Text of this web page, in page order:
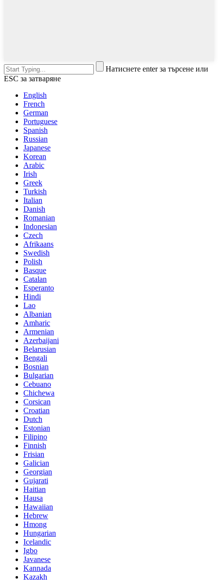
Натиснете enter за търсене или
ESC за затваряне
English
French
German
Portuguese
Spanish
Russian
Japanese
Korean
Arabic
Irish
Greek
Turkish
Italian
Danish
Romanian
Indonesian
Czech
Afrikaans
Swedish
Polish
Basque
Catalan
Esperanto
Hindi
Lao
Albanian
Amharic
Armenian
Azerbaijani
Belarusian
Bengali
Bosnian
Bulgarian
Cebuano
Chichewa
Corsican
Croatian
Dutch
Estonian
Filipino
Finnish
Frisian
Galician
Georgian
Gujarati
Haitian
Hausa
Hawaiian
Hebrew
Hmong
Hungarian
Icelandic
Igbo
Javanese
Kannada
Kazakh